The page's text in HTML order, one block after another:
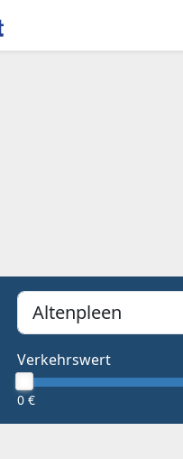
PLZ, Ort oder Bundesland
Verkehrswert
0 €